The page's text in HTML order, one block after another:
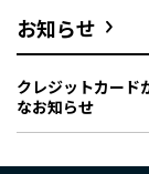
お知らせ
クレジットカード
なお知らせ